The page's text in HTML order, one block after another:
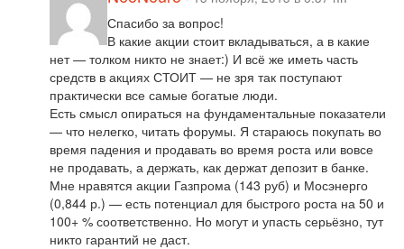
Спасибо за вопрос!
В какие акции стоит вкладываться, а в какие
нет — толком никто не знает:) И всё же иметь часть
средств в акциях СТОИТ — не зря так поступают
практически все самые богатые люди.
Есть смысл опираться на фундаментальные показатели
— что нелегко, читать форумы. Я стараюсь покупать во
время падения и продавать во время роста или вовсе
не продавать, а держать, как держат депозит в банке.
Мне нравятся акции Газпрома (143 руб) и Мосэнерго
(0,844 р.) — есть потенциал для быстрого роста на 50 и
100+ % соответственно. Но могут и упасть серьёзно, тут
никто гарантий не даст.